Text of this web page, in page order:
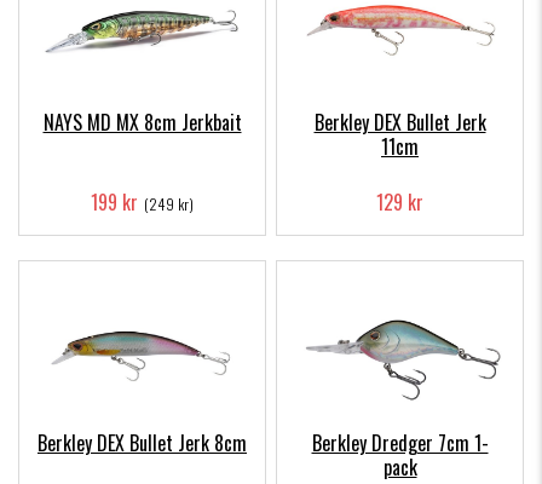
NAYS MD MX 8cm Jerkbait
199 kr (249 kr)
Berkley DEX Bullet Jerk
11cm
129 kr
Berkley DEX Bullet Jerk 8cm
Berkley Dredger 7cm 1-
pack